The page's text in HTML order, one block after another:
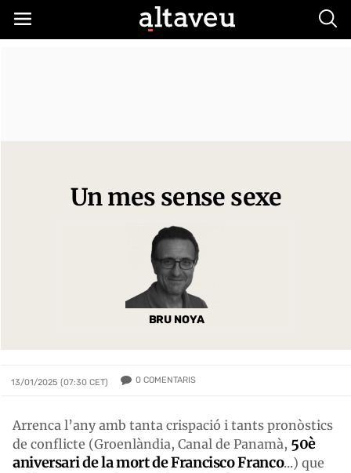
Un mes sense sexe
BRU NOYA
13/01/2025 (07:30 CET) 0 COMENTARIS
Arrenca l’any amb tanta crispació i tants pronòstics
de conflicte (Groenlàndia, Canal de Panamà, 50è
aniversari de la mort de Francisco Franco...) que